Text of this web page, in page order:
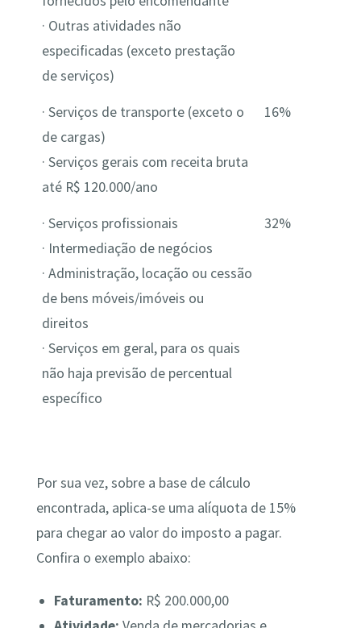
· Outras atividades não
especificadas (exceto prestação
de serviços)
· Serviços de transporte (exceto o
de cargas)
· Serviços gerais com receita bruta
até R$ 120.000/ano
16%
· Serviços profissionais
· Intermediação de negócios
· Administração, locação ou cessão
de bens móveis/imóveis ou
direitos
· Serviços em geral, para os quais
não haja previsão de percentual
específico
32%
Por sua vez, sobre a base de cálculo
encontrada, aplica-se uma alíquota de 15%
para chegar ao valor do imposto a pagar.
Confira o exemplo abaixo:
Faturamento: R$ 200.000,00